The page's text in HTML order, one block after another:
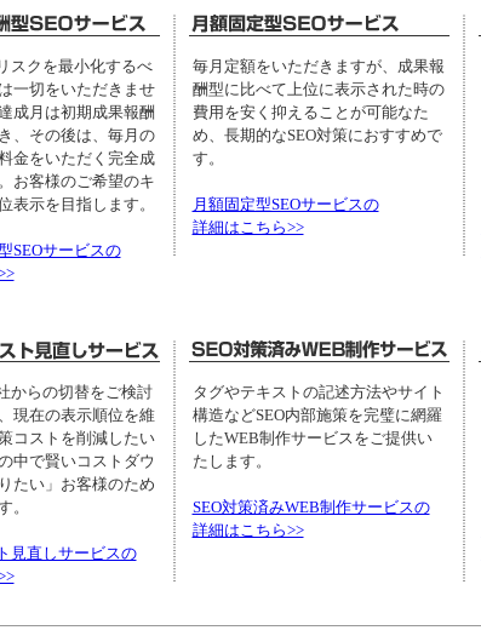
スクを最小化するべ
一切をいただきませ
成月は初期成果報酬
、その後は、毎月の
金をいただく完全成
お客様のご希望のキ
表示を目指します。
SEOサービスの
毎月定額をいただきますが、成果報
酬型に比べて上位に表示された時の
費用を安く抑えることが可能なた
め、長期的なSEO対策におすすめで
す。
月額固定型SEOサービスの
詳細はこちら>>
からの切替をご検討
現在の表示順位を維
コストを削減したい
中で賢いコストダウ
たい」お客様のため
。
見直しサービスの
タグやテキストの記述方法やサイト
構造などSEO内部施策を完璧に網羅
したWEB制作サービスをご提供い
たします。
SEO対策済みWEB制作サービスの
詳細はこちら>>